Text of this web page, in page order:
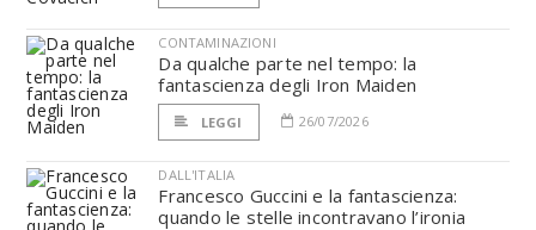
CONTAMINAZIONI
Da qualche parte nel tempo: la
fantascienza degli Iron Maiden
LEGGI 26/07/2026
DALL'ITALIA
Francesco Guccini e la fantascienza:
quando le stelle incontravano l’ironia